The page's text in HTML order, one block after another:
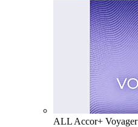
ALL Accor+ Voyager